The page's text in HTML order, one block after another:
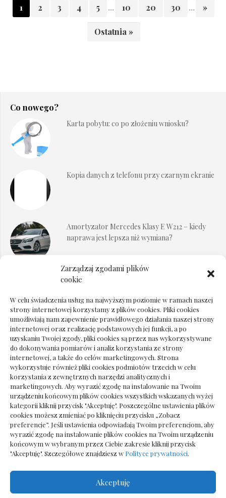
Zarządzaj zgodami plików
cookie
W celu świadczenia usług na najwyższym poziomie w ramach naszej
strony internetowej korzystamy z plików cookies. Pliki cookies
umożliwiają nam zapewnienie prawidłowego działania naszej strony
internetowej oraz realizację podstawowych jej funkcji, a po
uzyskaniu Twojej zgody, pliki cookies są przez nas wykorzystywane
do dokonywania pomiarów i analiz korzystania ze strony
internetowej, a także do celów marketingowych. Strona
wykorzystuje również pliki cookies podmiotów trzecich w celu
korzystania z zewnętrznych narzędzi analitycznych i
marketingowych. Aby wyrazić zgodę na instalowanie na Twoim
urządzeniu końcowym plików cookies wszystkich wskazanych wyżej
kategorii kliknij przycisk "Akceptuję". Poszczególne ustawienia plików
cookies możesz zmieniać po kliknięciu przycisku „Zobacz
preferencje”. Jeśli ustawienia odpowiadają Twoim preferencjom, aby
wyrazić zgodę na instalowanie plików cookies na Twoim urządzeniu
końcowym w wybranym przez Ciebie zakresie kliknij przycisk
"Akceptuję". Szczegółowe znajdziesz w Polityce prywatności.
Akceptuję
1 2 3 4 5 ... 10 20 30 ... »
Ostatnia »
Co nowego?
Karta pobytu: co po złożeniu wniosku?
Kopia danych z telefonu przy czarnym ekranie
Amortyzator Mercedes Klasy E W212 – kiedy
naprawa jest lepsza niż wymiana?
Ile kosztuje psychoterapeuta prywatnie: cena
Dokumenty do odbioru przy zmianie biura
rachunkowego